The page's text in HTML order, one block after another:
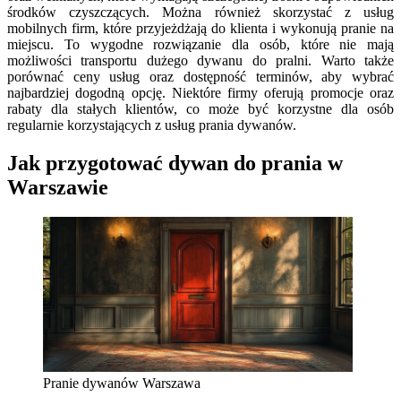
środków czyszczących. Można również skorzystać z usług
mobilnych firm, które przyjeżdżają do klienta i wykonują pranie na
miejscu. To wygodne rozwiązanie dla osób, które nie mają
możliwości transportu dużego dywanu do pralni. Warto także
porównać ceny usług oraz dostępność terminów, aby wybrać
najbardziej dogodną opcję. Niektóre firmy oferują promocje oraz
rabaty dla stałych klientów, co może być korzystne dla osób
regularnie korzystających z usług prania dywanów.
Jak przygotować dywan do prania w
Warszawie
Pranie dywanów Warszawa